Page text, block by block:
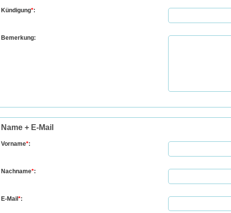
Kündigung*:
Bemerkung:
Name + E-Mail
Vorname*:
Nachname*:
E-Mail*: